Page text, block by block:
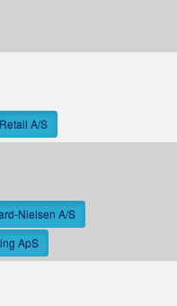
A/S
Nielsen A/S
ApS